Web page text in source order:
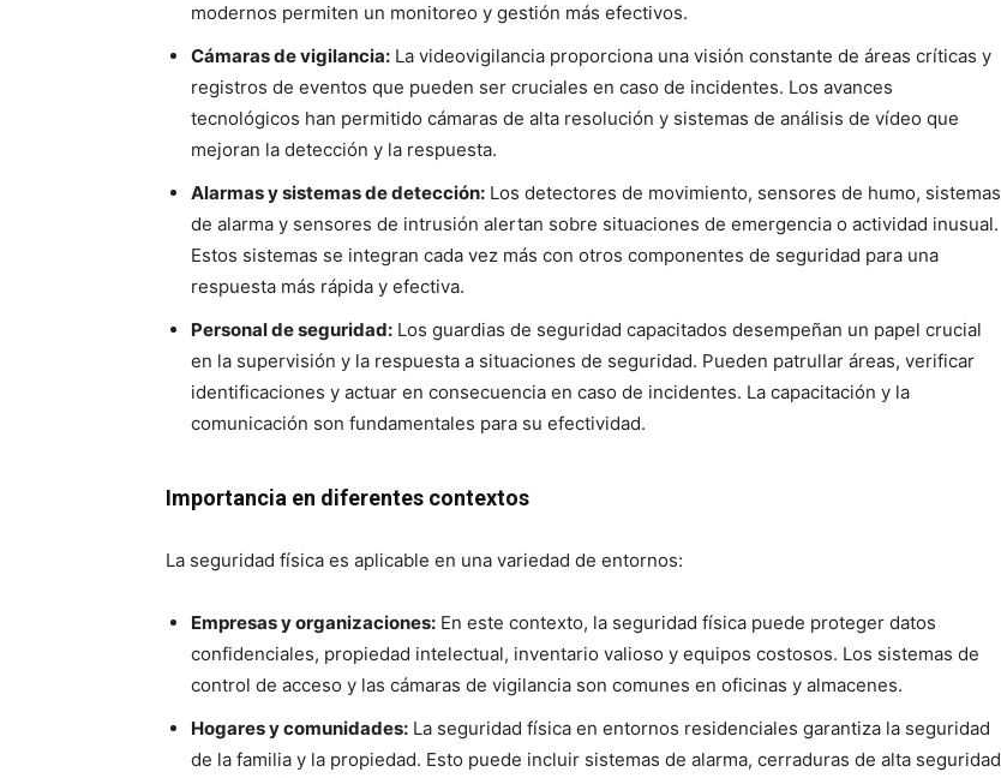
modernos permiten un monitoreo y gestión más efectivos.
Cámaras de vigilancia: La videovigilancia proporciona una visión constante de áreas críticas y
registros de eventos que pueden ser cruciales en caso de incidentes. Los avances
tecnológicos han permitido cámaras de alta resolución y sistemas de análisis de vídeo que
mejoran la detección y la respuesta.
Alarmas y sistemas de detección: Los detectores de movimiento, sensores de humo, sistemas
de alarma y sensores de intrusión alertan sobre situaciones de emergencia o actividad inusual.
Estos sistemas se integran cada vez más con otros componentes de seguridad para una
respuesta más rápida y efectiva.
Personal de seguridad: Los guardias de seguridad capacitados desempeñan un papel crucial
en la supervisión y la respuesta a situaciones de seguridad. Pueden patrullar áreas, verificar
identificaciones y actuar en consecuencia en caso de incidentes. La capacitación y la
comunicación son fundamentales para su efectividad.
Importancia en diferentes contextos
La seguridad física es aplicable en una variedad de entornos:
Empresas y organizaciones: En este contexto, la seguridad física puede proteger datos
confidenciales, propiedad intelectual, inventario valioso y equipos costosos. Los sistemas de
control de acceso y las cámaras de vigilancia son comunes en oficinas y almacenes.
Hogares y comunidades: La seguridad física en entornos residenciales garantiza la seguridad
de la familia y la propiedad. Esto puede incluir sistemas de alarma, cerraduras de alta seguridad